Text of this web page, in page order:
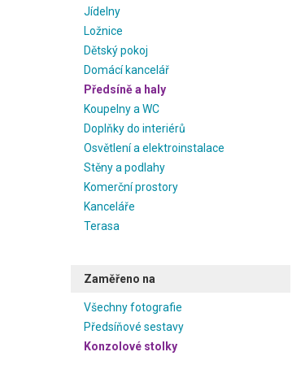
Jídelny
Ložnice
Dětský pokoj
Domácí kancelář
Předsíně a haly
Koupelny a WC
Doplňky do interiérů
Osvětlení a elektroinstalace
Stěny a podlahy
Komerční prostory
Kanceláře
Terasa
Zaměřeno na
Všechny fotografie
Předsíňové sestavy
Konzolové stolky